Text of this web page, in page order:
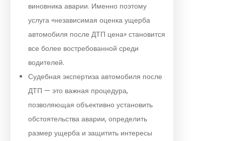
виновника аварии. Именно поэтому
услуга «независимая оценка ущерба
автомобиля после ДТП цена» становится
все более востребованной среди
водителей.
Судебная экспертиза автомобиля после
ДТП — это важная процедура,
позволяющая объективно установить
обстоятельства аварии, определить
размер ущерба и защитить интересы